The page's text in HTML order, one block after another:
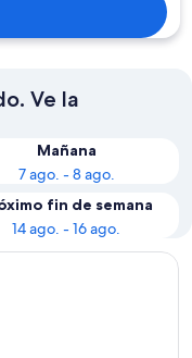
Ve la
Mañana
7 ago. - 8 ago.
fin de semana
14 ago. - 16 ago.